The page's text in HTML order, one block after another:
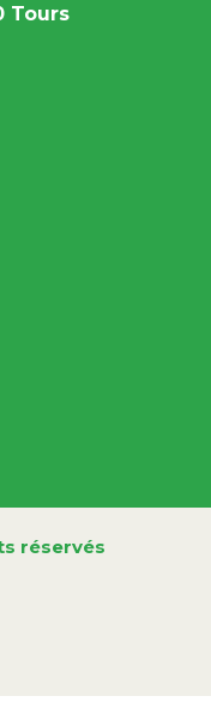
Tours
réservés